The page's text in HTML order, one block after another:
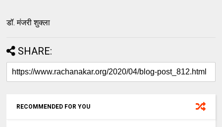
डॉ. मंजरी शुक्ला
SHARE:
RECOMMENDED FOR YOU